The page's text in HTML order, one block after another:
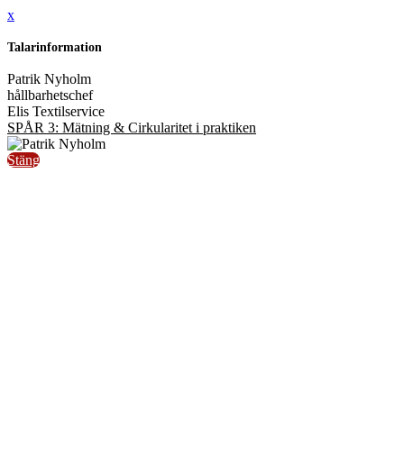
x
Talarinformation
Patrik Nyholm
hållbarhetschef
Elis Textilservice
SPÅR 3: Mätning & Cirkularitet i praktiken
Stäng